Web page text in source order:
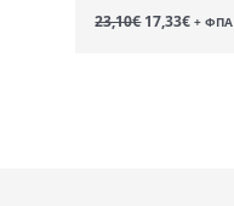
23,10€ Original
price
17,33€Η+ ΦΠΑ